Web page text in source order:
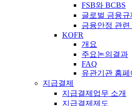
FSB와 BCBS
글로벌 금융규
금융안정 관련
KOFR
개요
주요논의결과
FAQ
유관기관 홈페
지급결제
지급결제업무 소개
지급결제제도